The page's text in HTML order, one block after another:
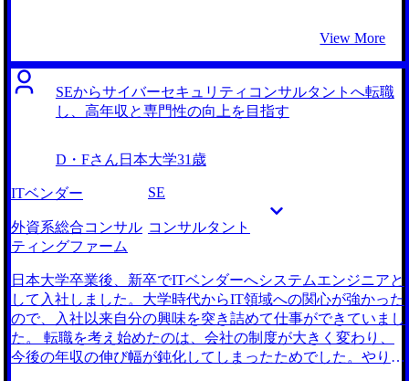
する側の気持ちになってアピールすることは私だけでは到底
できなかったことなので、本当にありがたかったです。 今
までSESの世界しか知りませんでしたが、ITコンサルタント
の仕事の面白さを選考を通じ実感することができました。ま
た年収も100万円ほど上がり、当初の転職のきっかけだった
す。 恥ずかしながらシステム開発の全体像をきちんと理解
れくらいは最低限把握しておくべきだったと感じます。 転
職前は年収350万円、転職後は年収450万円になりました。
金融系の案件に興味があるので、一通り基本的なITコンサル
タントとしての動き方を習得した後、金融クライアントのプ
ロジェクトに入っていきたいと考えています。金融系の案件
はもう少し大きなファームでも豊富にあるプロジェクトなの
で、ここを専門にしてもっとキャリアアップできるのではな
いかと考えています。
着けたいと思ったとき、コンサルティングファームでは幅広
い業界の課題に取り組むことができ、自分の能力を高めるチ
ャンスが多いと先輩から助言をいただいて検討し始めまし
た。未知の世界であるため不安もありましたが、先輩の言葉
ことと、コンサルティングファームで身につくスキルが何な
相談の際、私の個別の悩みや希望に真摯に向き合ってくれる
印象を受けました。何よりも、信頼できるパートナーとして
共に歩んでくれると感じたことが大きかったです。 転職活
したが、そういったときにも寄り添って元気づけていただけ
ました。結果だけでなく、私自身の心情や心の準備も大切に
してくれる姿勢に感謝しています。MyVisionさんとのやり取
りで、二人三脚で支援していただいているという感覚があ
り、不安になった時も勇気をもらうことができました。 面
View More
SEからサイバーセキュリティコンサルタントへ転職
し、高年収と専門性の向上を目指す
D・Fさん 日本大学31歳
ITベンダー SE
外資系総合コンサル
ティングファーム
コンサルタント
日本大学卒業後、新卒でITベンダーへシステムエンジニアと
して入社しました。大学時代からIT領域への関心が強かった
ので、入社以来自分の興味を突き詰めて仕事ができていまし
た。 転職を考え始めたのは、会社の制度が大きく変わり、
今後の年収の伸び幅が鈍化してしまったためでした。やりが